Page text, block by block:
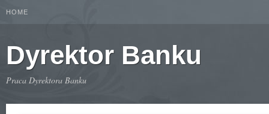
HOME
Dyrektor Banku
Praca Dyrektora Banku